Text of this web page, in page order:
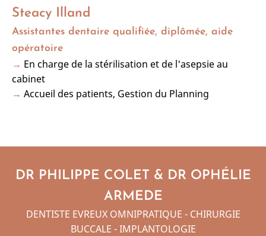
Steacy Illand
Assistantes dentaire qualifiée, diplômée, aide
opératoire
→ En charge de la stérilisation et de l'asepsie au
cabinet
→ Accueil des patients, Gestion du Planning
DR PHILIPPE COLET & DR OPHÉLIE
ARMEDE
DENTISTE EVREUX OMNIPRATIQUE - CHIRURGIE
BUCCALE - IMPLANTOLOGIE